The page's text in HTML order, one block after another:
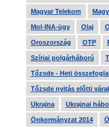
Magyar Telekom
Mol-INA-ügy Olaj
Oroszország OTP
Szíriai polgárháború
Tőzsde - Heti
Tőzsde nyitás előtti
Ukrajna Ukrajnai
Önkormányzat 2014